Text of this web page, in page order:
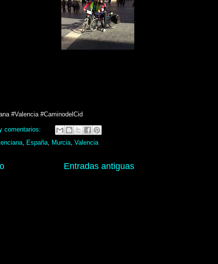
#Valencia #CaminodelCid
comentarios:
, España, Murcia, Valencia
Entradas antiguas